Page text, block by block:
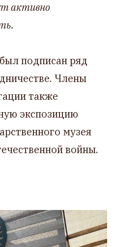
активно
.
подписан ряд
Члены
также
экспозицию
музея
войны.